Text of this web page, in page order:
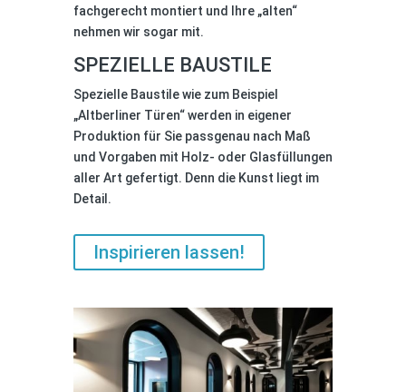
fachgerecht montiert und Ihre „alten“
nehmen wir sogar mit.
SPEZIELLE BAUSTILE
Spezielle Baustile wie zum Beispiel
„Altberliner Türen“ werden in eigener
Produktion für Sie passgenau nach Maß
und Vorgaben mit Holz- oder Glasfüllungen
aller Art gefertigt. Denn die Kunst liegt im
Detail.
Inspirieren lassen!